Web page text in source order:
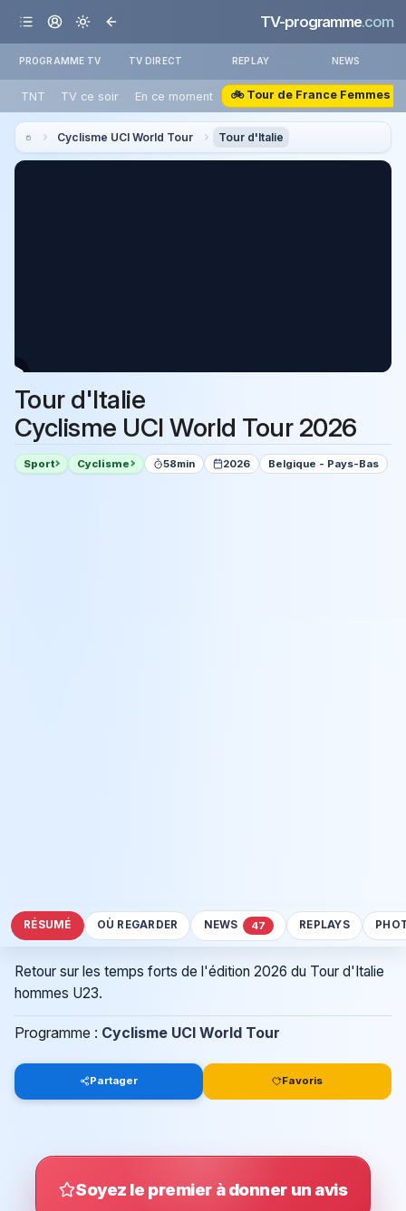
TV-programme.com
PROGRAMME TV TV DIRECT REPLAY NEWS
TNT TV ce soir En ce moment 🚲 Tour de France Femmes
Cyclisme UCI World Tour Tour d'Italie
Tour d'Italie
Cyclisme UCI World Tour 2026
Sport Cyclisme 58min 2026 Belgique - Pays-Bas
RÉSUMÉ OÙ REGARDER NEWS 47 REPLAYS
Retour sur les temps forts de l'édition 2026 du Tour d'Italie
hommes U23.
Programme : Cyclisme UCI World Tour
Partager Favoris
Soyez le premier à donner un avis